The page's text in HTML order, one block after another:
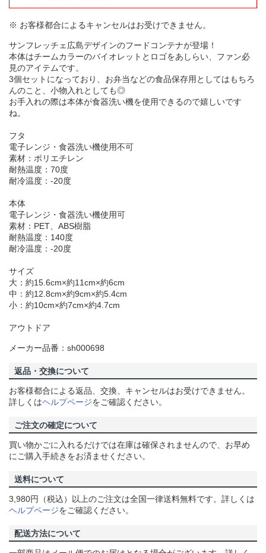
※ お客様都合によるキャンセルはお受けできません。
サンフレッチェ広島デザインのフードコンテナが登場！
本体はチームカラーのバイオレットとロゴをあしらい、ファン必
見のアイテムです。
3個セットになっており、お弁当などの食品保存用としてはもちろ
んのこと、小物入れとしても◎
お手入れの際は本体が食器洗い機を使用できるので嬉しいです
ね。
フタ
電子レンジ・食器洗い機使用不可
素材：ポリエチレン
耐熱温度：70度
耐冷温度：-20度
本体
電子レンジ・食器洗い機使用可
素材：PET、ABS樹脂
耐熱温度：140度
耐冷温度：-20度
サイズ
大：約15.6cm×約11cm×約6cm
中：約12.8cm×約9cm×約5.4cm
小：約10cm×約7cm×約4.7cm
アウトドア
メーカー品番：sh000698
返品・交換について
お客様都合による返品、交換、キャンセルはお受けできません。
詳しくはヘルプページをご確認ください。
ご注文の確定について
買い物かごに入れるだけでは在庫は確保されませんので、お早め
にご購入手続きをお済ませください。
送料について
3,980円（税込）以上のご注文は全国一律送料無料です。詳しくは
ヘルプページをご確認ください。
配送方法について